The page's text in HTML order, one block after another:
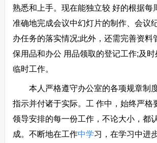
熟悉和上手。现在能独立较 好的根据每
准确地完成会议中幻灯片的制作、会议
办任务的落实情况;此外，还需完善资料
保用品和办公 用品领取的登记工作;及
临时工作。
本人严格遵守办公室的各项规章制
指示并付诸于实际。工 作中，始终严格
领导安排的每一份工作，不论大小，都
成。不断地在工作中学习，在学习中进